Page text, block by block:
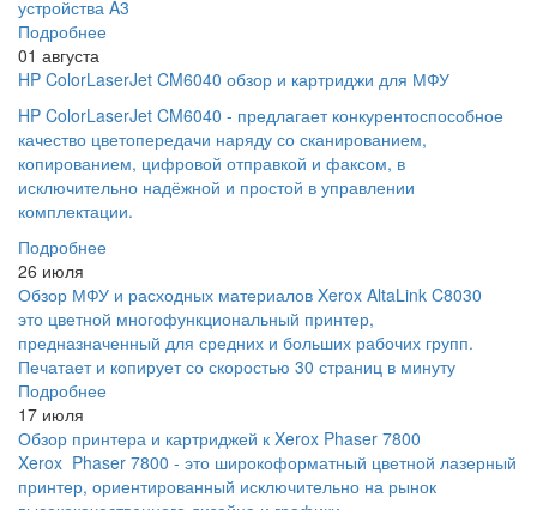
устройства A3
Подробнее
01 августа
HP ColorLaserJet CM6040 обзор и картриджи для МФУ
HP ColorLaserJet CM6040 - предлагает конкурентоспособное
качество цветопередачи наряду со сканированием,
копированием, цифровой отправкой и факсом, в
исключительно надёжной и простой в управлении
комплектации.
Подробнее
26 июля
Обзор МФУ и расходных материалов Xerox AltaLink C8030
это цветной многофункциональный принтер,
предназначенный для средних и больших рабочих групп.
Печатает и копирует со скоростью 30 страниц в минуту
Подробнее
17 июля
Обзор принтера и картриджей к Xerox Phaser 7800
Xerox Phaser 7800 - это широкоформатный цветной лазерный
принтер, ориентированный исключительно на рынок